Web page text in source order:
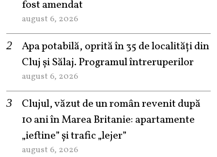
fost amendat
august 6, 2026
Apa potabilă, oprită în 35 de localități din
Cluj și Sălaj. Programul întreruperilor
august 6, 2026
Clujul, văzut de un român revenit după
10 ani în Marea Britanie: apartamente
„ieftine” și trafic „lejer”
august 6, 2026